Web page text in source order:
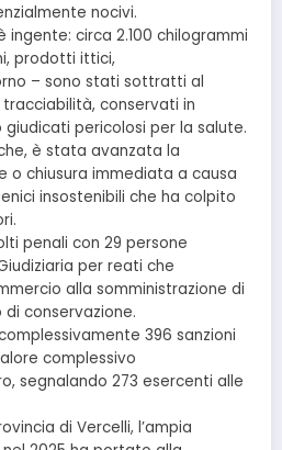
nocivi.
ingente: circa 2.100 chilogrammi
prodotti ittici,
– sono stati sottratti al
conservati in
pericolosi per la salute.
è stata avanzata la
o chiusura immediata a causa
insostenibili che ha colpito
penali con 29 persone
per reati che
alla somministrazione di
conservazione.
396 sanzioni
complessivo
segnalando 273 esercenti alle
di Vercelli, l’ampia